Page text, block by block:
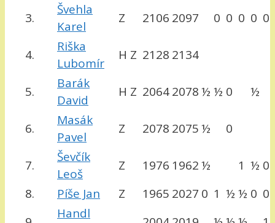
3.
Švehla
Karel
Z 2106 2097 0 0 0 0 0
4.
Riška
Lubomír
H Z 2128 2134
5.
Barák
David
H Z 20642078½ ½ 0 ½
6.
Masák
Pavel
Z 2078 2075½ 0
7.
Ševčík
Leoš
Z 1976 1962½ 1 ½ 0
8.
Píše Jan Z 1965 2027 0 1 ½ ½ 0 0
Handl